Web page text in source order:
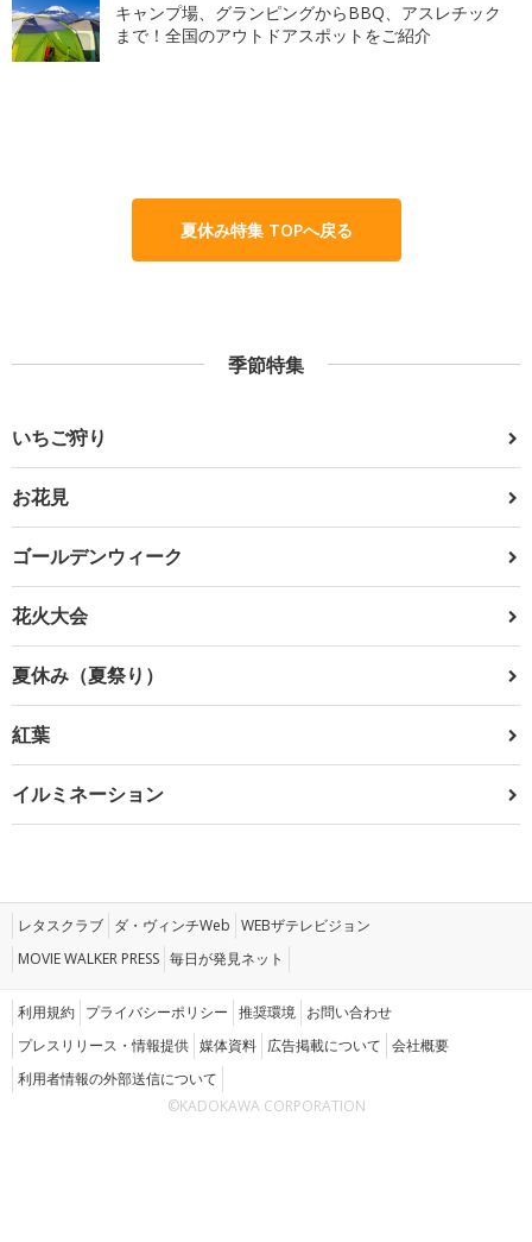
キャンプ場、グランピングからBBQ、アスレチック
まで！全国のアウトドアスポットをご紹介
夏休み特集 TOPへ戻る
季節特集
いちご狩り
お花見
ゴールデンウィーク
花火大会
夏休み（夏祭り）
紅葉
イルミネーション
レタスクラブ ダ・ヴィンチWeb WEBザテレビジョン
MOVIE WALKER PRESS 毎日が発見ネット
利用規約 プライバシーポリシー 推奨環境 お問い合わせ
プレスリリース・情報提供 媒体資料 広告掲載について 会社概要
利用者情報の外部送信について
©KADOKAWA CORPORATION